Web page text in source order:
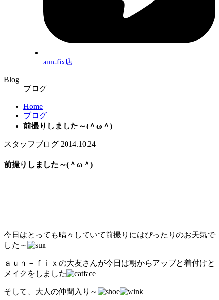
aun-fix店
Blog
ブログ
Home
ブログ
前撮りしました～(＾ω＾)
スタッフブログ 2014.10.24
前撮りしました～(＾ω＾)
今日はとっても晴々していて前撮りにはぴったりのお天気で
した～
ａｕｎ－ｆｉｘの大友さんが今日は朝からアップと着付けと
メイクをしました
そして、大人の仲間入り～